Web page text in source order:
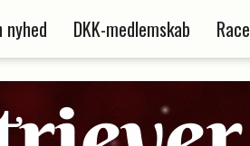
nyhed DKK-medlemskab